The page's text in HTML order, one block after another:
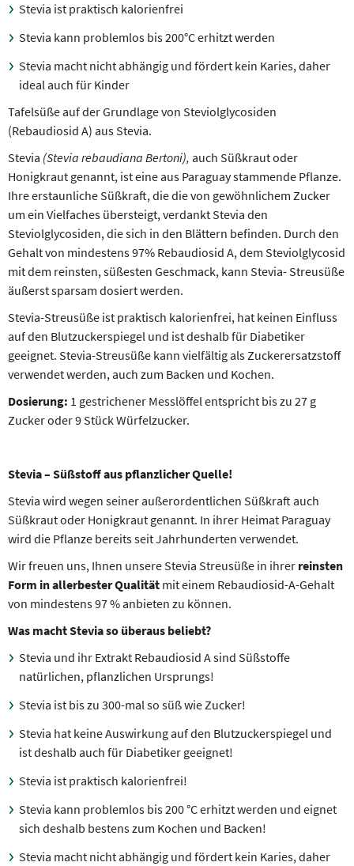
Stevia ist praktisch kalorienfrei
Stevia kann problemlos bis 200°C erhitzt werden
Stevia macht nicht abhängig und fördert kein Karies, daher
ideal auch für Kinder
Tafelsüße auf der Grundlage von Steviolglycosiden
(Rebaudiosid A) aus Stevia.
Stevia (Stevia rebaudiana Bertoni), auch Süßkraut oder
Honigkraut genannt, ist eine aus Paraguay stammende Pflanze.
Ihre erstaunliche Süßkraft, die die von gewöhnlichem Zucker
um ein Vielfaches übersteigt, verdankt Stevia den
Steviolglycosiden, die sich in den Blättern befinden. Durch den
Gehalt von mindestens 97% Rebaudiosid A, dem Steviolglycosid
mit dem reinsten, süßesten Geschmack, kann Stevia- Streusüße
äußerst sparsam dosiert werden.
Stevia-Streusüße ist praktisch kalorienfrei, hat keinen Einfluss
auf den Blutzuckerspiegel und ist deshalb für Diabetiker
geeignet. Stevia-Streusüße kann vielfältig als Zuckerersatzstoff
verwendet werden, auch zum Backen und Kochen.
Dosierung: 1 gestrichener Messlöffel entspricht bis zu 27 g
Zucker oder 9 Stück Würfelzucker.
Stevia – Süßstoff aus pflanzlicher Quelle!
Stevia wird wegen seiner außerordentlichen Süßkraft auch
Süßkraut oder Honigkraut genannt. In ihrer Heimat Paraguay
wird die Pflanze bereits seit Jahrhunderten verwendet.
Wir freuen uns, Ihnen unsere Stevia Streusüße in ihrer reinsten
Form in allerbester Qualität mit einem Rebaudiosid-A-Gehalt
von mindestens 97 % anbieten zu können.
Was macht Stevia so überaus beliebt?
Stevia und ihr Extrakt Rebaudiosid A sind Süßstoffe
natürlichen, pflanzlichen Ursprungs!
Stevia ist bis zu 300-mal so süß wie Zucker!
Stevia hat keine Auswirkung auf den Blutzuckerspiegel und
ist deshalb auch für Diabetiker geeignet!
Stevia ist praktisch kalorienfrei!
Stevia kann problemlos bis 200 °C erhitzt werden und eignet
sich deshalb bestens zum Kochen und Backen!
Stevia macht nicht abhängig und fördert kein Karies, daher